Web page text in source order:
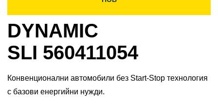
DYNAMIC
SLI 560411054
Конвенционални автомобили без Start-Stop технология
с базови енергийни нужди.